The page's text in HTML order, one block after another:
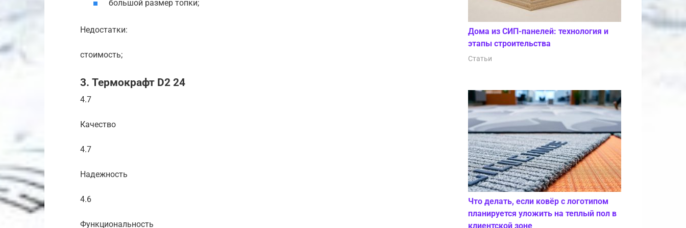
большой размер топки;
Недостатки:
стоимость;
3. Термокрафт D2 24
4.7
Качество
4.7
Надежность
4.6
Функциональность
Дома из СИП-панелей: технология и
этапы строительства
Статьи
Что делать, если ковёр с логотипом
планируется уложить на теплый пол в
клиентской зоне